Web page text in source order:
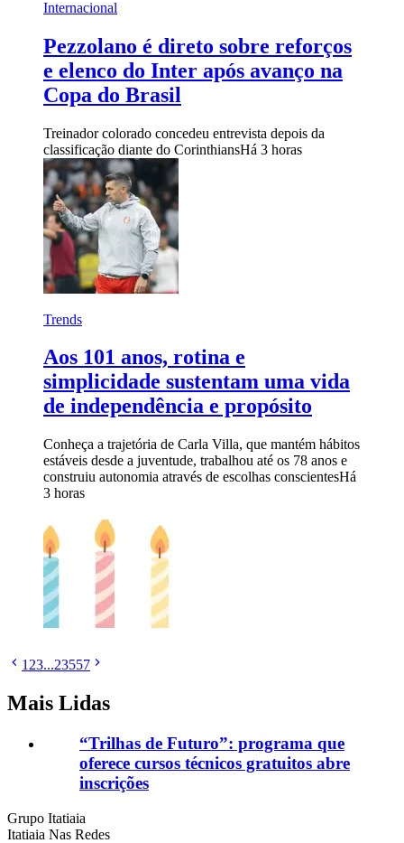
Internacional
Pezzolano é direto sobre reforços
e elenco do Inter após avanço na
Copa do Brasil
Treinador colorado concedeu entrevista depois da
classificação diante do CorinthiansHá 3 horas
Trends
Aos 101 anos, rotina e
simplicidade sustentam uma vida
de independência e propósito
Conheça a trajetória de Carla Villa, que mantém hábitos
estáveis desde a juventude, trabalhou até os 78 anos e
construiu autonomia através de escolhas conscientesHá
3 horas
1 23...23557
Mais Lidas
“Trilhas de Futuro”: programa que
oferece cursos técnicos gratuitos abre
inscrições
Grupo Itatiaia
Itatiaia Nas Redes